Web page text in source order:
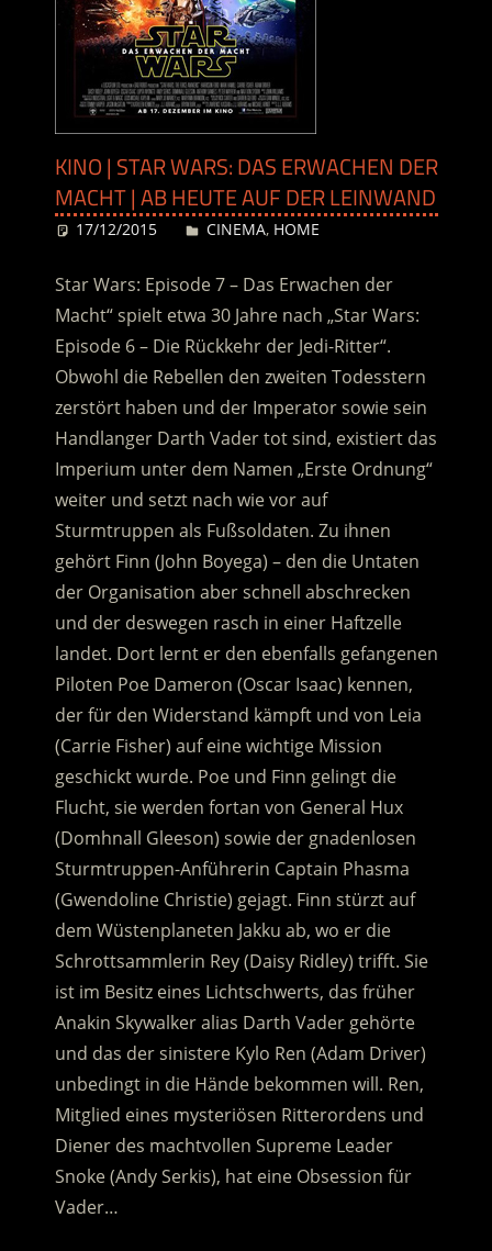
KINO | STAR WARS: DAS ERWACHEN DER
MACHT | AB HEUTE AUF DER LEINWAND
17/12/2015 Desiree
CINEMA, HOME
Star Wars: Episode 7 – Das Erwachen der
Macht“ spielt etwa 30 Jahre nach „Star Wars:
Episode 6 – Die Rückkehr der Jedi-Ritter“.
Obwohl die Rebellen den zweiten Todesstern
zerstört haben und der Imperator sowie sein
Handlanger Darth Vader tot sind, existiert das
Imperium unter dem Namen „Erste Ordnung“
weiter und setzt nach wie vor auf
Sturmtruppen als Fußsoldaten. Zu ihnen
gehört Finn (John Boyega) – den die Untaten
der Organisation aber schnell abschrecken
und der deswegen rasch in einer Haftzelle
landet. Dort lernt er den ebenfalls gefangenen
Piloten Poe Dameron (Oscar Isaac) kennen,
der für den Widerstand kämpft und von Leia
(Carrie Fisher) auf eine wichtige Mission
geschickt wurde. Poe und Finn gelingt die
Flucht, sie werden fortan von General Hux
(Domhnall Gleeson) sowie der gnadenlosen
Sturmtruppen-Anführerin Captain Phasma
(Gwendoline Christie) gejagt. Finn stürzt auf
dem Wüstenplaneten Jakku ab, wo er die
Schrottsammlerin Rey (Daisy Ridley) trifft. Sie
ist im Besitz eines Lichtschwerts, das früher
Anakin Skywalker alias Darth Vader gehörte
und das der sinistere Kylo Ren (Adam Driver)
unbedingt in die Hände bekommen will. Ren,
Mitglied eines mysteriösen Ritterordens und
Diener des machtvollen Supreme Leader
Snoke (Andy Serkis), hat eine Obsession für
Vader…